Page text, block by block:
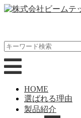
HOME
選ばれる理由
製品紹介